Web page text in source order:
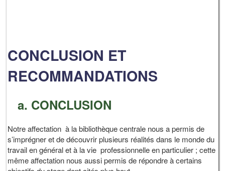
CONCLUSION ET
RECOMMANDATIONS
a. CONCLUSION
Notre affectation à la bibliothèque centrale nous a permis de
s’imprégner et de découvrir plusieurs réalités dans le monde du
travail en général et à la vie professionnelle en particulier ; cette
même affectation nous aussi permis de répondre à certains